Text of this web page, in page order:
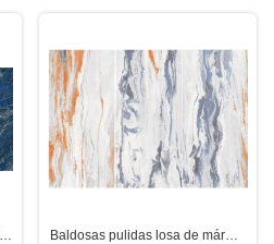
Baldosas pulidas losa de mármol